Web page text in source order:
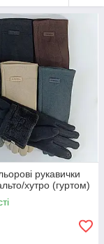
рукавички
хутро (гуртом)